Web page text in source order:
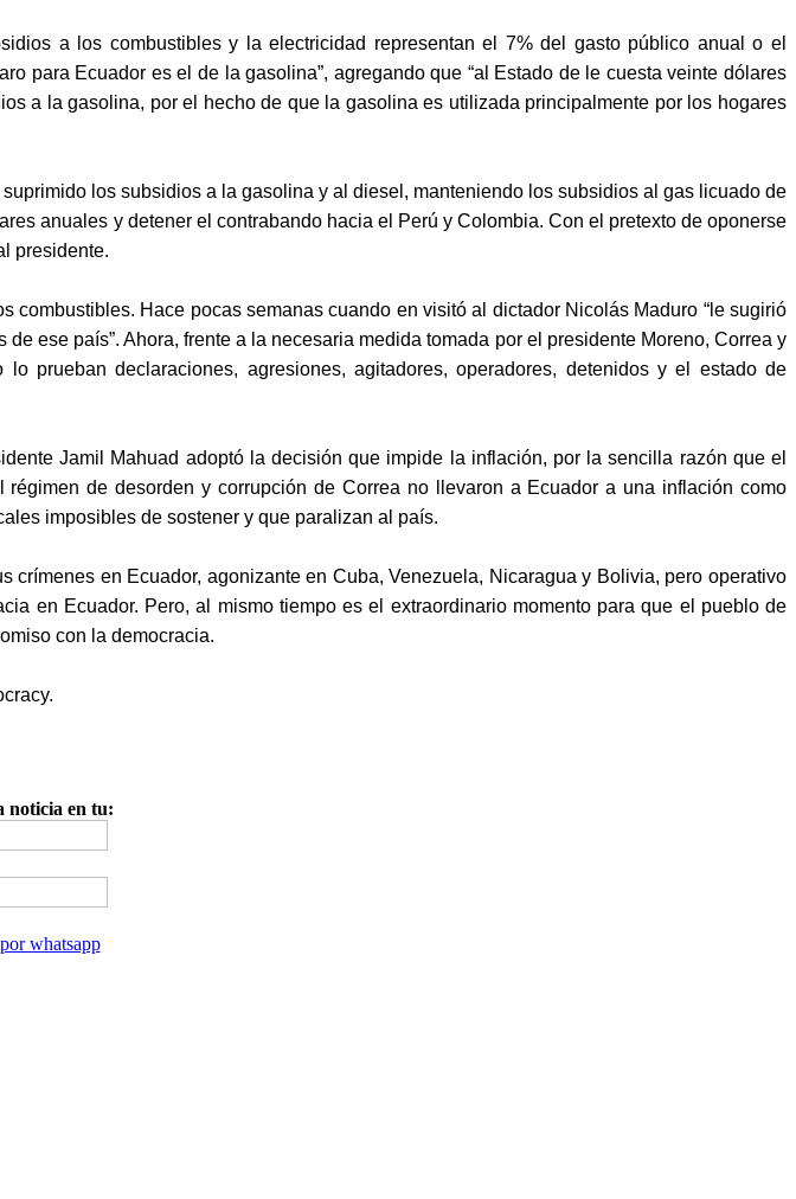
a los combustibles y la electricidad representan el 7% del gasto público anual o el
para Ecuador es el de la gasolina”, agregando que “al Estado de le cuesta veinte dólares
a la gasolina, por el hecho de que la gasolina es utilizada principalmente por los hogares
los subsidios a la gasolina y al diesel, manteniendo los subsidios al gas licuado de
anuales y detener el contrabando hacia el Perú y Colombia. Con el pretexto de oponerse
presidente.
Hace pocas semanas cuando en visitó al dictador Nicolás Maduro “le sugirió
ese país”. Ahora, frente a la necesaria medida tomada por el presidente Moreno, Correa y
prueban declaraciones, agresiones, agitadores, operadores, detenidos y el estado de
Jamil Mahuad adoptó la decisión que impide la inflación, por la sencilla razón que el
de desorden y corrupción de Correa no llevaron a Ecuador a una inflación como
imposibles de sostener y que paralizan al país.
en Ecuador, agonizante en Cuba, Venezuela, Nicaragua y Bolivia, pero operativo
en Ecuador. Pero, al mismo tiempo es el extraordinario momento para que el pueblo de
con la democracia.
noticia en tu: